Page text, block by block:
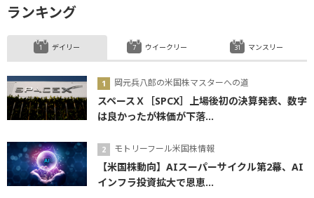
ランキング
デイリー
岡元兵八郎の米国株マスターへの道
スペースＸ［SPCX］上場後初の決算発表、数字
は良かったが株価が下落...
モトリーフール米国株情報
【米国株動向】AIスーパーサイクル第2幕、AI
インフラ投資拡大で恩恵...
ウイークリー マンスリー